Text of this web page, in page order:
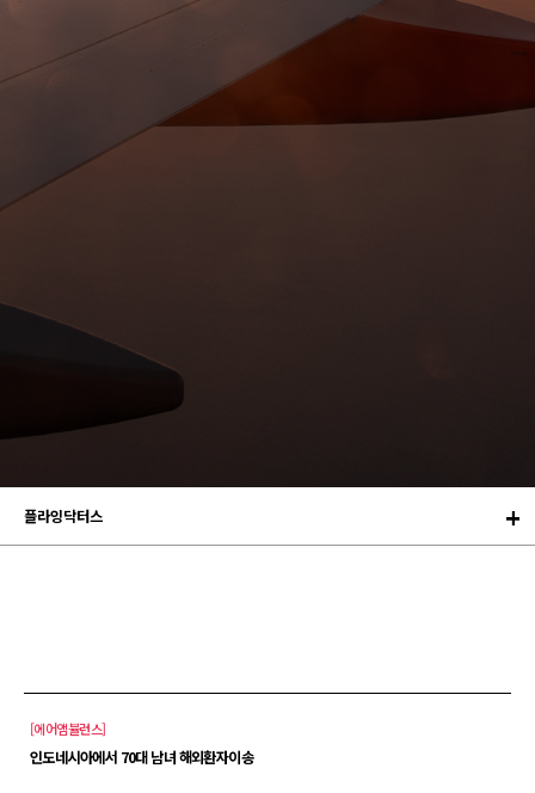
플라잉닥터스
[에어앰뷸런스]
인도네시아에서 70대 남녀 해외환자이송